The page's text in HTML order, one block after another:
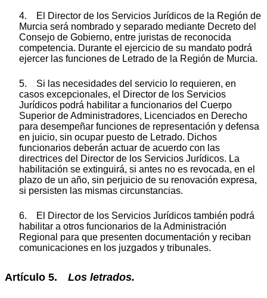
4. El Director de los Servicios Jurídicos de la Región de
Murcia será nombrado y separado mediante Decreto del
Consejo de Gobierno, entre juristas de reconocida
competencia. Durante el ejercicio de su mandato podrá
ejercer las funciones de Letrado de la Región de Murcia.
5. Si las necesidades del servicio lo requieren, en
casos excepcionales, el Director de los Servicios
Jurídicos podrá habilitar a funcionarios del Cuerpo
Superior de Administradores, Licenciados en Derecho
para desempeñar funciones de representación y defensa
en juicio, sin ocupar puesto de Letrado. Dichos
funcionarios deberán actuar de acuerdo con las
directrices del Director de los Servicios Jurídicos. La
habilitación se extinguirá, si antes no es revocada, en el
plazo de un año, sin perjuicio de su renovación expresa,
si persisten las mismas circunstancias.
6. El Director de los Servicios Jurídicos también podrá
habilitar a otros funcionarios de la Administración
Regional para que presenten documentación y reciban
comunicaciones en los juzgados y tribunales.
Artículo 5. Los letrados.